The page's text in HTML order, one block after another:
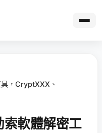
，CryptXXX、
軟體解密工